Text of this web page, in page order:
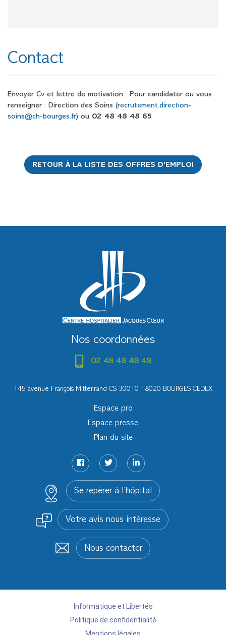
Contact
Envoyer Cv et lettre de motivation : Pour candidater ou vous
renseigner : Direction des Soins (recrutement.direction-
soins@ch-bourges.fr) ou 02 48 48 48 65
RETOUR À LA LISTE DES OFFRES D'EMPLOI
Nos coordonnées
02 48 48 48 48
145 avenue François Mitterrand CS 30010 18020 BOURGES CEDEX
Espace pro
Espace presse
Plan du site
Se repérer à l’hôpital
Votre avis nous intéresse
Nous contacter
Informatique et Libertés
Politique de confidentialité